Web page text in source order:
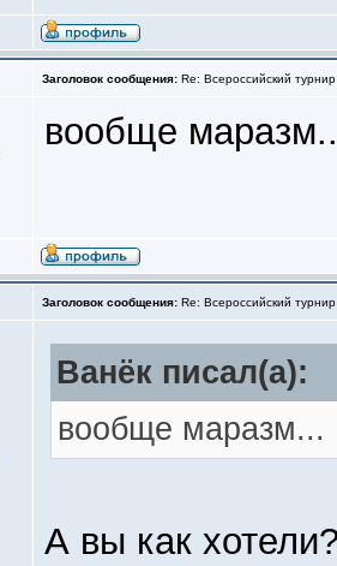
Заголовок сообщения: Re: Всероссийский
вообще
Заголовок сообщения: Re: Всероссийский
Ванёк писал(а):
вообще маразм...
А вы как